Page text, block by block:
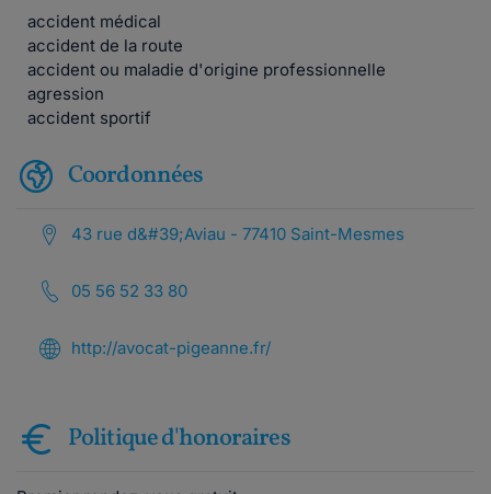
accident médical
accident de la route
accident ou maladie d'origine professionnelle
agression
accident sportif
Coordonnées
43 rue d&#39;Aviau - 77410 Saint-Mesmes
05 56 52 33 80
http://avocat-pigeanne.fr/
Politique d'honoraires